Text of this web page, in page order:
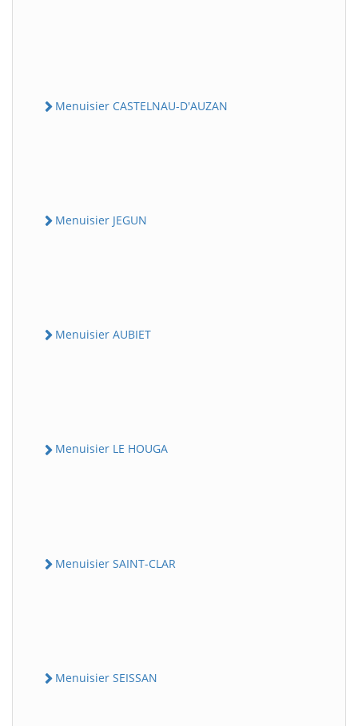
Menuisier CASTELNAU-D'AUZAN
Menuisier JEGUN
Menuisier AUBIET
Menuisier LE HOUGA
Menuisier SAINT-CLAR
Menuisier SEISSAN